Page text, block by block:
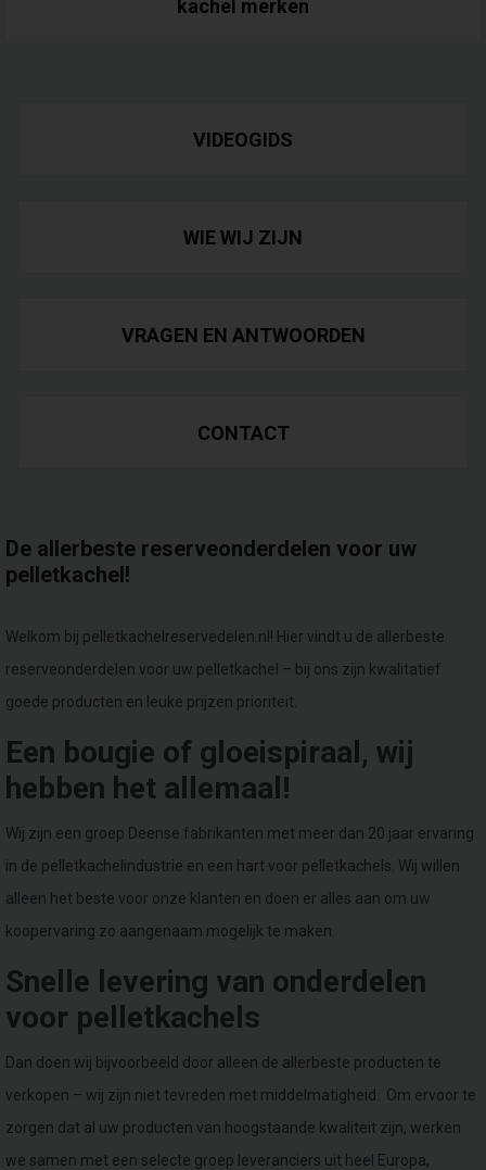
kachel merken
VIDEOGIDS
WIE WIJ ZIJN
VRAGEN EN ANTWOORDEN
CONTACT
De allerbeste reserveonderdelen voor uw
pelletkachel!
Welkom bij pelletkachelreservedelen.nl! Hier vindt u de allerbeste
reserveonderdelen voor uw pelletkachel – bij ons zijn kwalitatief
goede producten en leuke prijzen prioriteit.
Een bougie of gloeispiraal, wij
hebben het allemaal!
Wij zijn een groep Deense fabrikanten met meer dan 20 jaar ervaring
in de pelletkachelindustrie en een hart voor pelletkachels. Wij willen
alleen het beste voor onze klanten en doen er alles aan om uw
koopervaring zo aangenaam mogelijk te maken.
Snelle levering van onderdelen
voor pelletkachels
Dan doen wij bijvoorbeeld door alleen de allerbeste producten te
verkopen – wij zijn niet tevreden met middelmatigheid. Om ervoor te
zorgen dat al uw producten van hoogstaande kwaliteit zijn, werken
we samen met een selecte groep leveranciers uit heel Europa,